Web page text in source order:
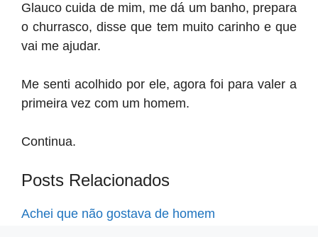
Glauco cuida de mim, me dá um banho, prepara
o churrasco, disse que tem muito carinho e que
vai me ajudar.
Me senti acolhido por ele, agora foi para valer a
primeira vez com um homem.
Continua.
Posts Relacionados
Achei que não gostava de homem